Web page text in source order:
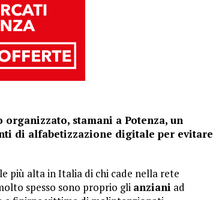
organizzato, stamani a Potenza, un
di alfabetizzazione digitale per evitare
più alta in Italia di chi cade nella rete
spesso sono proprio gli anziani ad